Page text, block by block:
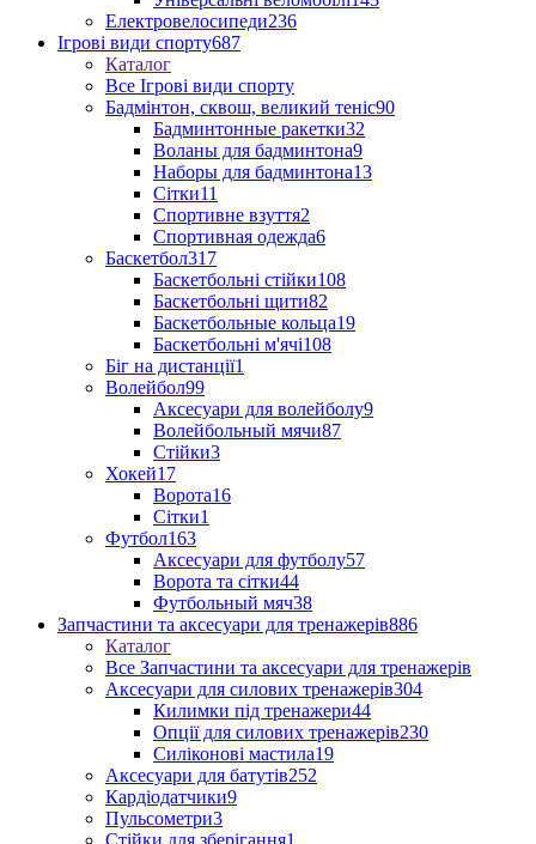
Електровелосипеди236
Ігрові види спорту687
Каталог
Все Ігрові види спорту
Бадмінтон, сквош, великий теніс90
Бадминтонные ракетки32
Воланы для бадминтона9
Наборы для бадминтона13
Сітки11
Спортивне взуття2
Спортивная одежда6
Баскетбол317
Баскетбольні стійки108
Баскетбольні щити82
Баскетбольные кольца19
Баскетбольні м'ячі108
Біг на дистанції1
Волейбол99
Аксесуари для волейболу9
Волейбольный мячи87
Стійки3
Хокей17
Ворота16
Сітки1
Футбол163
Аксесуари для футболу57
Ворота та сітки44
Футбольный мяч38
Запчастини та аксесуари для тренажерів886
Каталог
Все Запчастини та аксесуари для тренажерів
Аксесуари для силових тренажерів304
Килимки під тренажери44
Опції для силових тренажерів230
Силіконові мастила19
Аксесуари для батутів252
Кардіодатчики9
Пульсометри3
Стійки для зберігання1